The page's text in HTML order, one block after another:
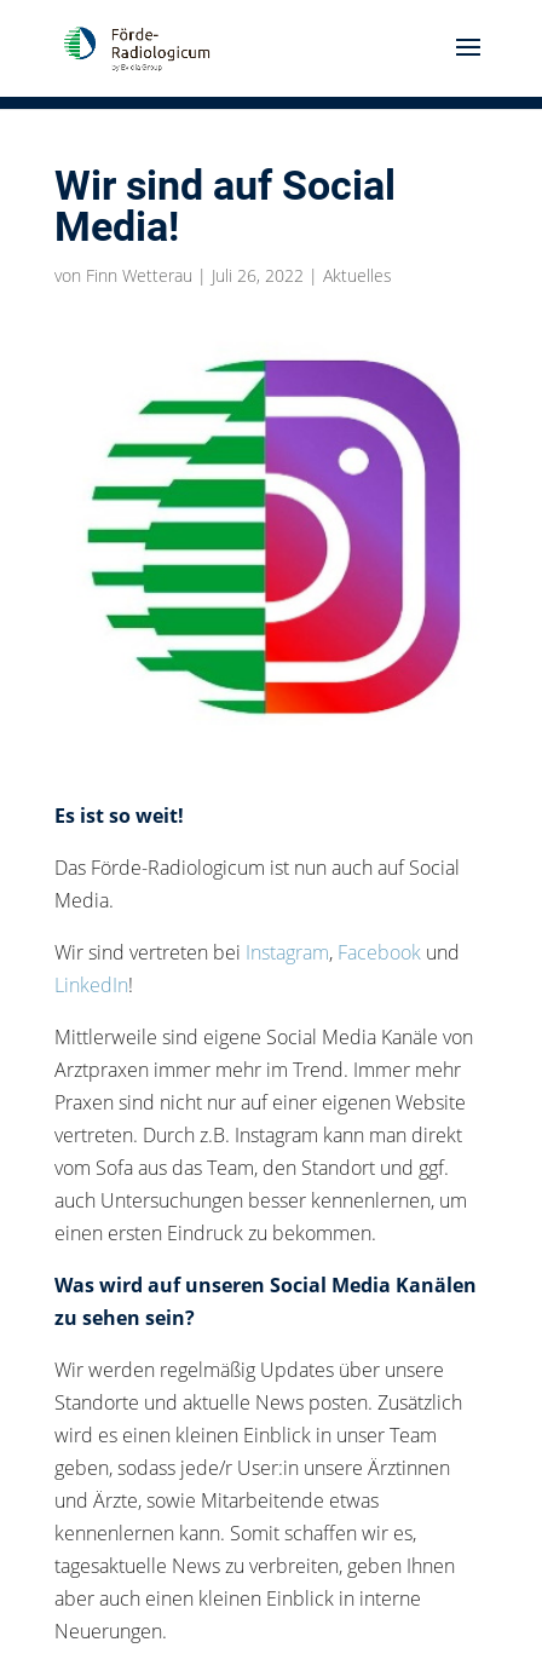
Wir sind auf Social
Media!
von Finn Wetterau | Juli 26, 2022 | Aktuelles
Es ist so weit!
Das Förde-Radiologicum ist nun auch auf Social
Media.
Wir sind vertreten bei Instagram, Facebookund
LinkedIn!
Mittlerweile sind eigene Social Media Kanäle von
Arztpraxen immer mehr im Trend. Immer mehr
Praxen sind nicht nur auf einer eigenen Website
vertreten. Durch z.B. Instagram kann man direkt
vom Sofa aus das Team, den Standort und ggf.
auch Untersuchungen besser kennenlernen, um
einen ersten Eindruck zu bekommen.
Was wird auf unseren Social Media Kanälen
zu sehen sein?
Wir werden regelmäßig Updates über unsere
Standorte und aktuelle News posten. Zusätzlich
wird es einen kleinen Einblick in unser Team
geben, sodass jede/r User:in unsere Ärztinnen
und Ärzte, sowie Mitarbeitende etwas
kennenlernen kann. Somit schaffen wir es,
tagesaktuelle News zu verbreiten, geben Ihnen
aber auch einen kleinen Einblick in interne
Neuerungen.